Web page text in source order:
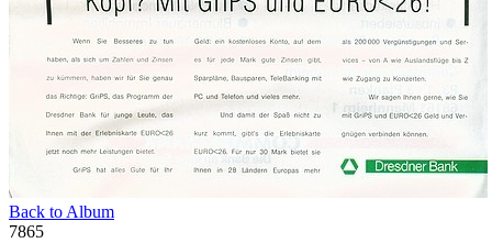
Back to Album
7865